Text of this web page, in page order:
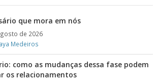
que mora em nós
de 2026
Medeiros
como as mudanças dessa fase podem
os relacionamentos